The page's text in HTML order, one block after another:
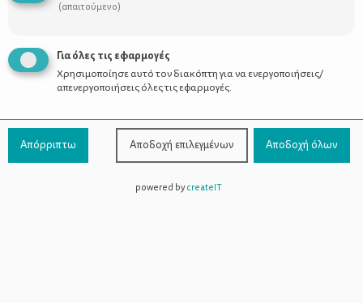
Tabata: Η γυμναστική που καίει το
λίπος μέσα σε 4 λεπτά!
(απαιτούμενο)
Για όλες τις εφαρμογές
Χρησιμοποίησε αυτό τον διακόπτη για να ενεργοποιήσεις/
απενεργοποιήσεις όλες τις εφαρμογές.
Απόρριπτω Αποδοχή επιλεγμένων Αποδοχή όλων
powered bycreateIT